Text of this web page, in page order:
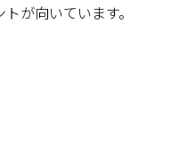
が向いています。